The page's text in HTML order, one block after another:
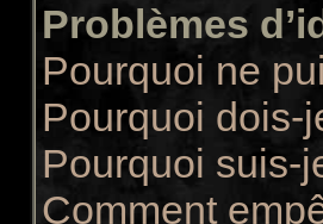
Problèmes
Pourquoi ne
Pourquoi dois-
Pourquoi suis-
Comment